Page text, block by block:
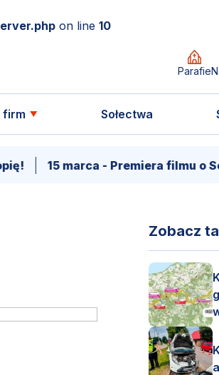
on line 10
Parafie
firm Sołectwa
15 marca - Premiera filmu o
Zobacz